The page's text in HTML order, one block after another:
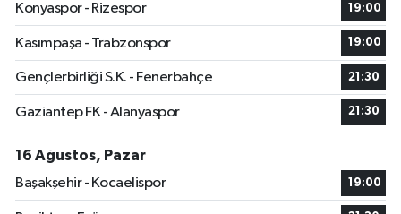
Konyaspor - Rizespor
19:00
Kasımpaşa - Trabzonspor 19:00
Gençlerbirliği S.K. - Fenerbahçe 21:30
Gaziantep FK - Alanyaspor 21:30
16 Ağustos, Pazar
Başakşehir - Kocaelispor
19:00